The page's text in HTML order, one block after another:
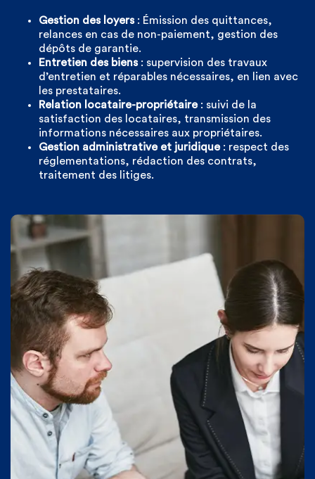
Gestion des loyers: Émission des quittances,
relances en cas de non-paiement, gestion des
dépôts de garantie.
Entretien des biens: supervision des travaux
d’entretien et réparables nécessaires, en lien avec
les prestataires.
Relation locataire-propriétaire: suivi de la
satisfaction des locataires, transmission des
informations nécessaires aux propriétaires.
Gestion administrative et juridique: respect des
réglementations, rédaction des contrats,
traitement des litiges.